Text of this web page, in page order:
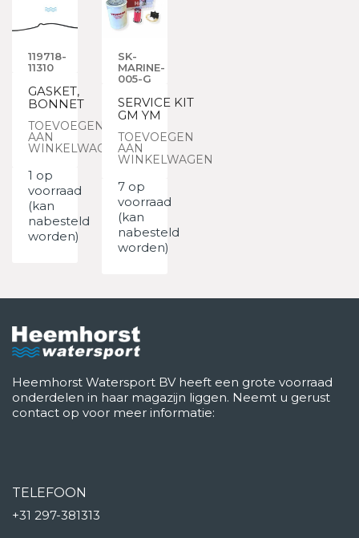
119718-
11310
GASKET,
BONNET
TOEVOEGEN
AAN
WINKELWAGEN
1 op
voorraad
(kan
nabesteld
worden)
SK-
MARINE-
005-G
SERVICE KIT
GM YM
TOEVOEGEN
AAN
WINKELWAGEN
7 op
voorraad
(kan
nabesteld
worden)
Heemhorst Watersport BV heeft een grote voorraad
onderdelen in haar magazijn liggen. Neemt u gerust
contact op voor meer informatie:
TELEFOON
+31 297-381313